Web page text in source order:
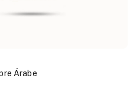
Árabe